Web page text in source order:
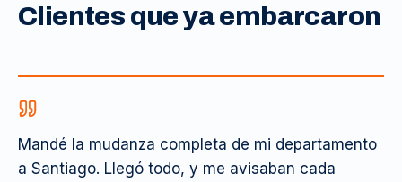
Clientes que ya embarcaron
Mandé la mudanza completa de mi departamento
a Santiago. Llegó todo, y me avisaban cada